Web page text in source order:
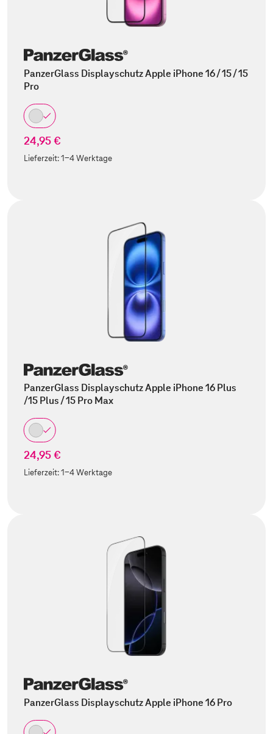
PanzerGlass Displayschutz Apple iPhone 16 / 15 / 15
Pro
24,95 €
Lieferzeit:1-4 Werktage
PanzerGlass Displayschutz Apple iPhone 16 Plus
/15 Plus / 15 Pro Max
24,95 €
Lieferzeit:1-4 Werktage
PanzerGlass Displayschutz Apple iPhone 16 Pro